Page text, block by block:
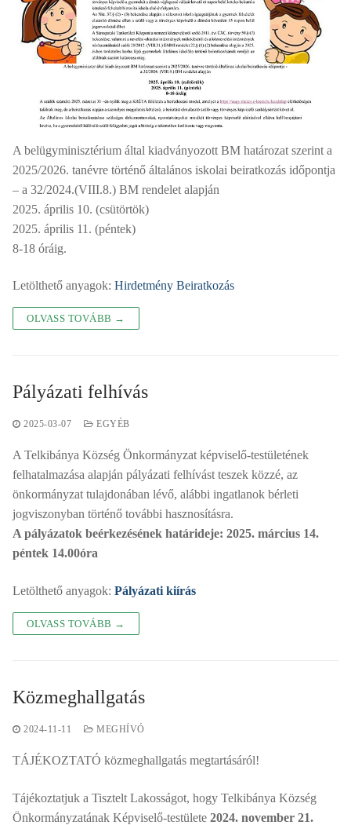
A belügyminisztérium által kiadványozott BM határozat szerint a
2025/2026. tanévre történő általános iskolai beiratkozás időpontja
– a 32/2024.(VIII.8.) BM rendelet alapján
2025. április 10. (csütörtök)
2025. április 11. (péntek)
8-18 óráig.
Letölthető anyagok: Hirdetmény Beiratkozás
OLVASS TOVÁBB →
Pályázati felhívás
2025-03-07 EGYÉB
A Telkibánya Község Önkormányzat képviselő-testületének
felhatalmazása alapján pályázati felhívást teszek közzé, az
önkormányzat tulajdonában lévő, alábbi ingatlanok bérleti
jogviszonyban történő további hasznosításra.
A pályázatok beérkezésének határideje: 2025. március 14.
péntek 14.00óra
Letölthető anyagok: Pályázati kiírás
OLVASS TOVÁBB →
Közmeghallgatás
2024-11-11 MEGHÍVÓ
TÁJÉKOZTATÓ közmeghallgatás megtartásáról!
Tájékoztatjuk a Tisztelt Lakosságot, hogy Telkibánya Község
Önkormányzatának Képviselő-testülete 2024. november 21.